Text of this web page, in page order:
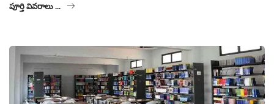
పూర్తి వివరాలు ...